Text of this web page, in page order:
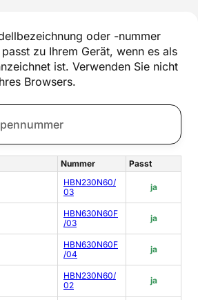
oder -nummer
zu Ihrem Gerät, wenn es als
ist. Verwenden Sie nicht
Browsers.
Nummer Passt
HBN230N60/
03
ja
HBN630N60F
/03
ja
HBN630N60F
/04
ja
HBN230N60/
02
ja